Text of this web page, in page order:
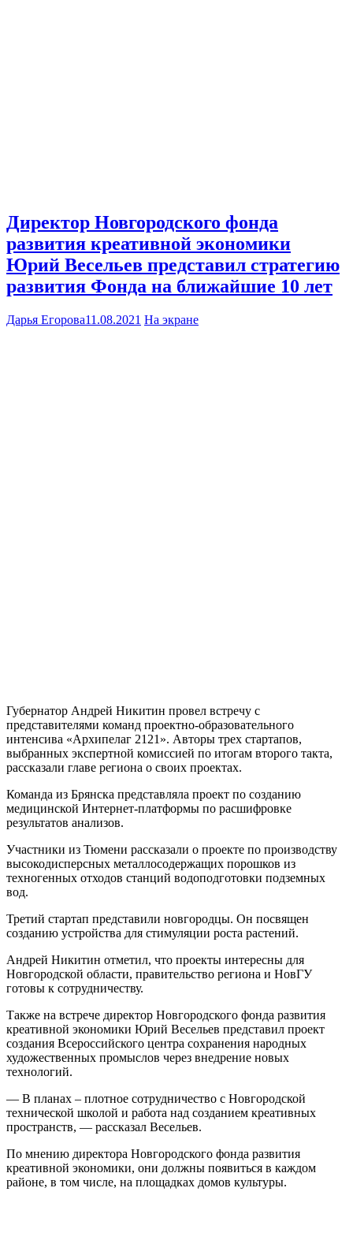
Директор Новгородского фонда
развития креативной экономики
Юрий Весельев представил стратегию
развития Фонда на ближайшие 10 лет
Дарья Егорова11.08.2021 На экране
Губернатор Андрей Никитин провел встречу с
представителями команд проектно-образовательного
интенсива «Архипелаг 2121». Авторы трех стартапов,
выбранных экспертной комиссией по итогам второго такта,
рассказали главе региона о своих проектах.
Команда из Брянска представляла проект по созданию
медицинской Интернет-платформы по расшифровке
результатов анализов.
Участники из Тюмени рассказали о проекте по производству
высокодисперсных металлосодержащих порошков из
техногенных отходов станций водоподготовки подземных
вод.
Третий стартап представили новгородцы. Он посвящен
созданию устройства для стимуляции роста растений.
Андрей Никитин отметил, что проекты интересны для
Новгородской области, правительство региона и НовГУ
готовы к сотрудничеству.
Также на встрече директор Новгородского фонда развития
креативной экономики Юрий Весельев представил проект
создания Всероссийского центра сохранения народных
художественных промыслов через внедрение новых
технологий.
— В планах – плотное сотрудничество с Новгородской
технической школой и работа над созданием креативных
пространств, — рассказал Весельев.
По мнению директора Новгородского фонда развития
креативной экономики, они должны появиться в каждом
районе, в том числе, на площадках домов культуры.